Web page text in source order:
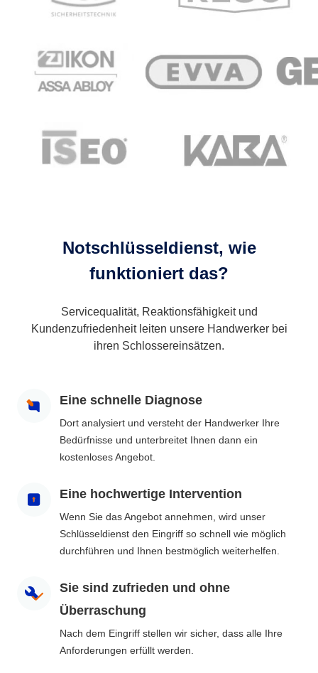
Notschlüsseldienst, wie
funktioniert das?
Servicequalität, Reaktionsfähigkeit und
Kundenzufriedenheit leiten unsere Handwerker bei
ihren Schlossereinsätzen.
Eine schnelle Diagnose
Dort analysiert und versteht der Handwerker Ihre
Bedürfnisse und unterbreitet Ihnen dann ein
kostenloses Angebot.
Eine hochwertige Intervention
Wenn Sie das Angebot annehmen, wird unser
Schlüsseldienst den Eingriff so schnell wie möglich
durchführen und Ihnen bestmöglich weiterhelfen.
Sie sind zufrieden und ohne
Überraschung
Nach dem Eingriff stellen wir sicher, dass alle Ihre
Anforderungen erfüllt werden.